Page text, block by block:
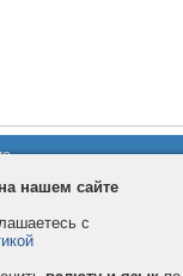
нашем сайте
с